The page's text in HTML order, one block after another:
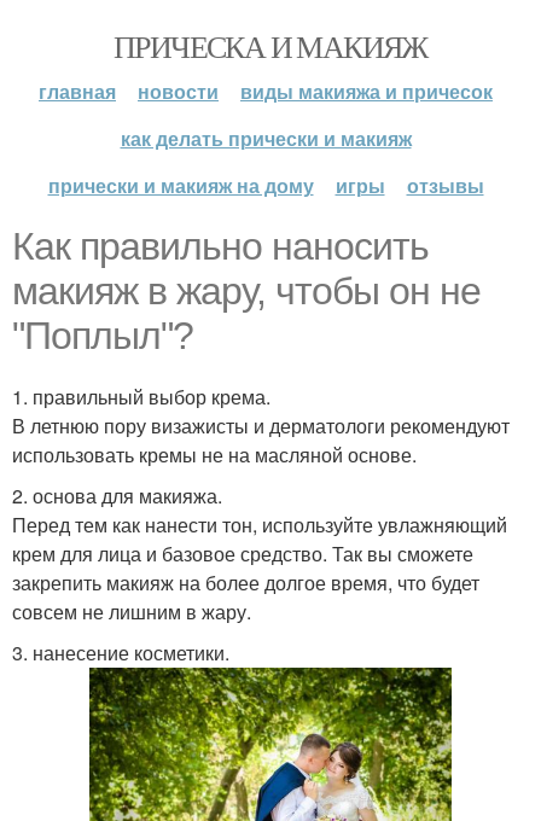
ПРИЧЕСКА И МАКИЯЖ
главная новости
виды макияжа и причесок
как делать прически и макияж
прически и макияж на дому
игры отзывы
Как правильно наносить
макияж в жару, чтобы он не
"Поплыл"?
1. правильный выбор крема.
В летнюю пору визажисты и дерматологи рекомендуют
использовать кремы не на масляной основе.
2. основа для макияжа.
Перед тем как нанести тон, используйте увлажняющий
крем для лица и базовое средство. Так вы сможете
закрепить макияж на более долгое время, что будет
совсем не лишним в жару.
3. нанесение косметики.